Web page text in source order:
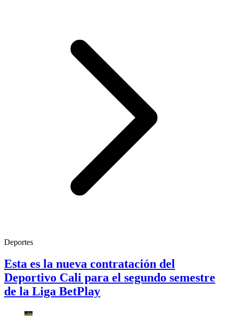
Deportes
Esta es la nueva contratación del
Deportivo Cali para el segundo semestre
de la Liga BetPlay